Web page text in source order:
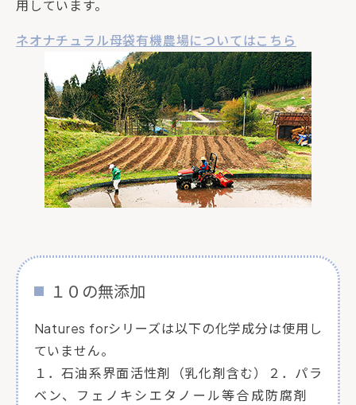
用しています。
ネオナチュラル母袋有機農場についてはこちら
１０の無添加
Natures forシリーズは以下の化学成分は使用し
ていません。
１．石油系界面活性剤（乳化剤含む）２．パラ
ベン、フェノキシエタノール等合成防腐剤